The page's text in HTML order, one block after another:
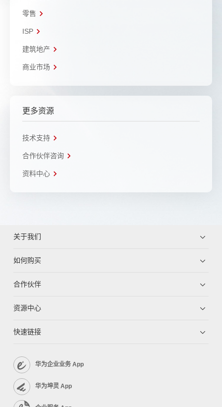
零售
ISP
建筑地产
商业市场
更多资源
技术支持
合作伙伴咨询
资料中心
关于我们
如何购买
合作伙伴
资源中心
快速链接
华为企业业务 App
华为坤灵 App